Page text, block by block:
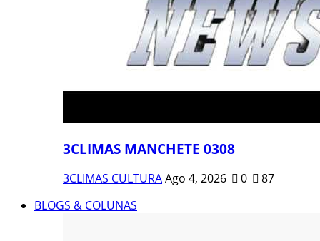
3CLIMAS MANCHETE 0308
3CLIMAS CULTURAAgo 4, 2026 0
87
BLOGS & COLUNAS